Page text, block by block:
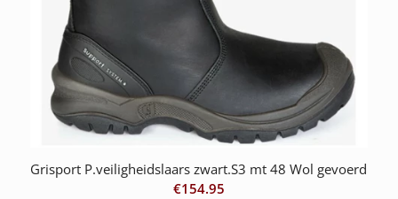
Grisport P.veiligheidslaars zwart.S3 mt 48 Wol gevoerd
€154.95